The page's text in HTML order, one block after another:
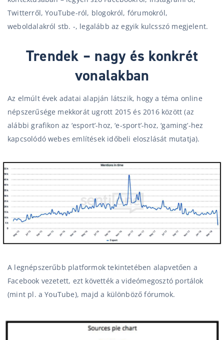
Twitterről, YouTube-ról, blogokról, fórumokról,
weboldalakról stb. -, legalább az egyik kulcsszó megjelent.
Trendek – nagy és konkrét
vonalakban
Az elmúlt évek adatai alapján látszik, hogy a téma online
népszerűsége mekkorát ugrott 2015 és 2016 között (az
alábbi grafikon az ‘esport’-hoz, ‘e-sport’-hoz, ‘gaming’-hez
kapcsolódó webes említések időbeli eloszlását mutatja).
A legnépszerűbb platformok tekintetében alapvetően a
Facebook vezetett, ezt követték a videómegosztó portálok
(mint pl. a YouTube), majd a különböző fórumok.